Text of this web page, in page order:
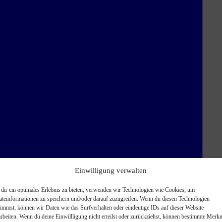
Einwilligung verwalten
ein optimales Erlebnis zu bieten, verwenden wir Technologien wie Cookies, um
zu speichern und/oder darauf zuzugreifen. Wenn du diesen Technologien
können wir Daten wie das Surfverhalten oder eindeutige IDs auf dieser Website
Wenn du deine Einwillligung nicht erteilst oder zurückziehst, können bestimmte